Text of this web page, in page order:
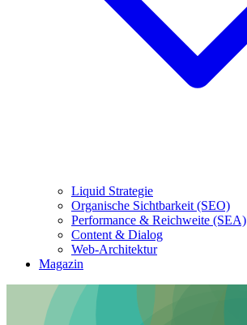
Liquid Strategie
Organische Sichtbarkeit (SEO)
Performance & Reichweite (SEA)
Content & Dialog
Web-Architektur
Magazin